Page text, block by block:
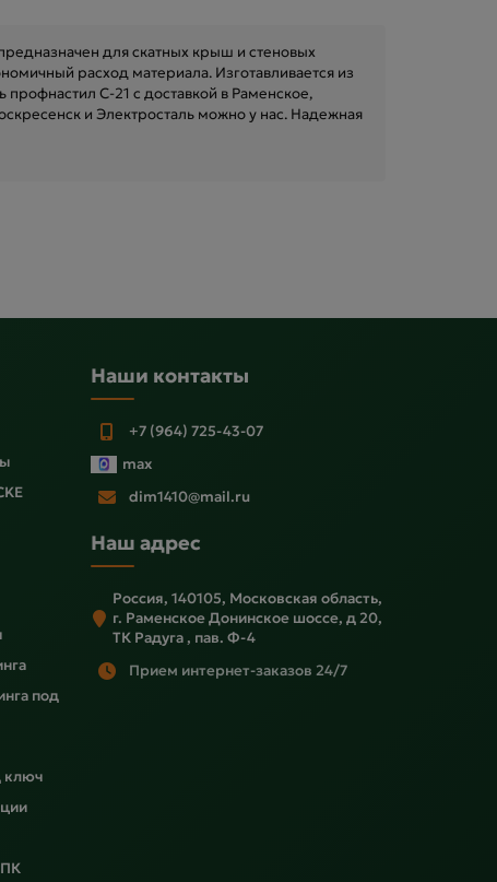
для скатных крыш и стеновых
расход материала. Изготавливается из
C-21 с доставкой в Раменское,
и Электросталь можно у нас. Надежная
под
ключ
Наши контакты
+7 (964) 725-43-07
max
dim1410@mail.ru
Наш адрес
Россия, 140105, Московская область,
г. Раменское Донинское шоссе, д 20,
ТК Радуга , пав. Ф-4
Прием интернет-заказов 24/7